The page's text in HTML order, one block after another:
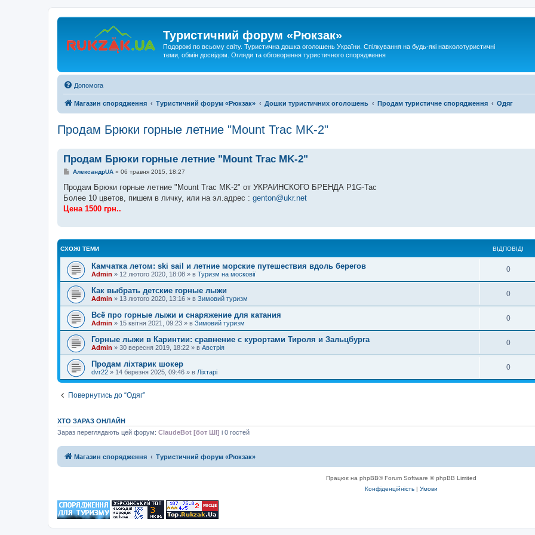
Туристичний форум «Рюкзак»
Подорожі по всьому світу. Туристична дошка оголошень України. Спілкування на будь-які навколотуристичні
теми, обмін досвідом. Огляди та обговорення туристичного спорядження
Допомога
Магазин спорядження Туристичний форум «Рюкзак» Дошки туристичних оголошень Продам туристичне спорядження Одяг
Продам Брюки горные летние "Mount Trac MK-2"
Продам Брюки горные летние "Mount Trac MK-2"
П
в
д
о
е
я
АлександрUA» 06 травня 2015, 18:27
Продам Брюки горные летние "Mount Trac MK-2" от УКРАИНСКОГО БРЕНДА P1G-Tac
Более 10 цветов, пишем в личку, или на эл.адрес : genton@ukr.net
Цена 1500 грн..
СХОЖІ ТЕМИ ВІДПОВІДІ
Камчатка летом: ski sail и летние морские путешествия вдоль берегов
Admin » 12 лютого 2020, 18:08 » в Туризм на московії
0
Как выбрать детские горные лыжи
Admin » 13 лютого 2020, 13:16 » в Зимовий туризм
0
Всё про горные лыжи и снаряжение для катания
Admin » 15 квітня 2021, 09:23 » в Зимовий туризм
0
Горные лыжи в Каринтии: сравнение с курортами Тироля и Зальцбурга
Admin » 30 вересня 2019, 18:22 » в Австрія
0
Продам ліхтарик шокер
dvr22 » 14 березня 2025, 09:46 » в Ліхтарі
0
Повернутись до “Одяг”
ХТО ЗАРАЗ ОНЛАЙН
Зараз переглядають цей форум: ClaudeBot [бот ШІ] і 0 гостей
Магазин спорядження Туристичний форум «Рюкзак»
Працює на phpBB® Forum Software © phpBB Limited
Конфіденційність | Умови